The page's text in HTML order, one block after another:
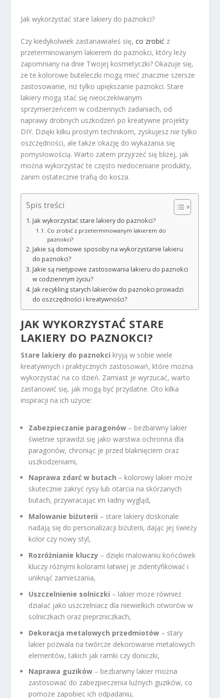
Jak wykorzystać stare lakiery do paznokci?
Czy kiedykolwiek zastanawiałeś się,co zrobić z
przeterminowanym lakierem do paznokci, który leży
zapomniany na dnie Twojej kosmetyczki? Okazuje się,
że te kolorowe buteleczki mogą mieć znacznie szersze
zastosowanie, niż tylko upiększanie paznokci. Stare
lakiery mogą stać się nieoczekiwanym
sprzymierzeńcem w codziennych zadaniach, od
naprawy drobnych uszkodzeń po kreatywne projekty
DIY. Dzięki kilku prostym technikom, zyskujesz nie tylko
oszczędności, ale także okazję do wykazania się
pomysłowością. Warto zatem przyjrzeć się bliżej, jak
można wykorzystać te często niedoceniane produkty,
zanim ostatecznie trafią do kosza.
Spis treści
Jak wykorzystać stare lakiery do paznokci?
Co zrobić z przeterminowanym lakierem do
paznokci?
Jakie są domowe sposoby na wykorzystanie lakieru
do paznokci?
Jakie są nietypowe zastosowania lakieru do paznokci
w codziennym życiu?
Jak recykling starych lakierów do paznokci prowadzi
do oszczędności i kreatywności?
JAK WYKORZYSTAĆ STARE
LAKIERY DO PAZNOKCI?
Stare lakiery do paznokci kryją w sobie wiele
kreatywnych i praktycznych zastosowań, które można
wykorzystać na co dzień. Zamiast je wyrzucać, warto
zastanowić się, jak mogą być przydatne. Oto kilka
inspiracji na ich użycie:
Zabezpieczanie paragonów – bezbarwny lakier
świetnie sprawdzi się jako warstwa ochronna dla
paragonów, chroniąc je przed blaknięciem oraz
uszkodzeniami,
Naprawa zdarć w butach – kolorowy lakier może
skutecznie zakryć rysy lub otarcia na skórzanych
butach, przywracając im ładny wygląd,
Malowanie biżuterii – stare lakiery doskonale
nadają się do personalizacji biżuterii, dając jej świeży
kolor czy nowy styl,
Rozróżnianie kluczy – dzięki malowaniu końcówek
kluczy różnymi kolorami łatwiej je zidentyfikować i
uniknąć zamieszania,
Uszczelnienie solniczki – lakier może również
działać jako uszczelniacz dla niewielkich otworów w
solniczkach oraz pieprzniczkach,
Dekoracja metalowych przedmiotów – stary
lakier pozwala na twórcze dekorowanie metalowych
elementów, takich jak ramki czy doniczki,
Naprawa guzików – bezbarwny lakier można
zastosować do zabezpieczenia luźnych guzików, co
pomoże zapobiec ich odpadaniu,